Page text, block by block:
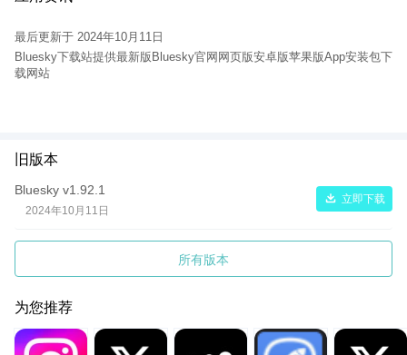
执行官杰克·多西 (Jack Dorsey)宣布他希望“为社交媒体开发一个开
中转移到用户手中，用户可以使用开源代码来创建他们的应用程
序、算法和对话。
为了实现这一切，Bluesky 团队在过去两年中花了大量时间开发一
封建社会相似。整个网络并不是由一个国王统治，还有一些较小的
中，整个社区可能因为“领主”的突发奇想而消失，为了对抗这种可能
性，Bluesky 希望提供他们所谓的可移植性，让不满意的用户可以
最后更新于 2024年10月11日
Bluesky下载站提供最新版Bluesky官网网页版安卓版苹果版App安装包下
载网站
旧版本
Bluesky v1.92.1
2024年10月11日
立即下载
所有版本
为您推荐